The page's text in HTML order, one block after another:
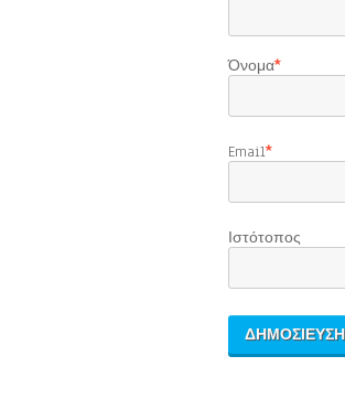
Όνομα*
Email*
Ιστότοπος